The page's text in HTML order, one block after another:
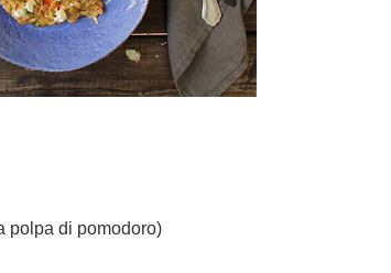
polpa di pomodoro)